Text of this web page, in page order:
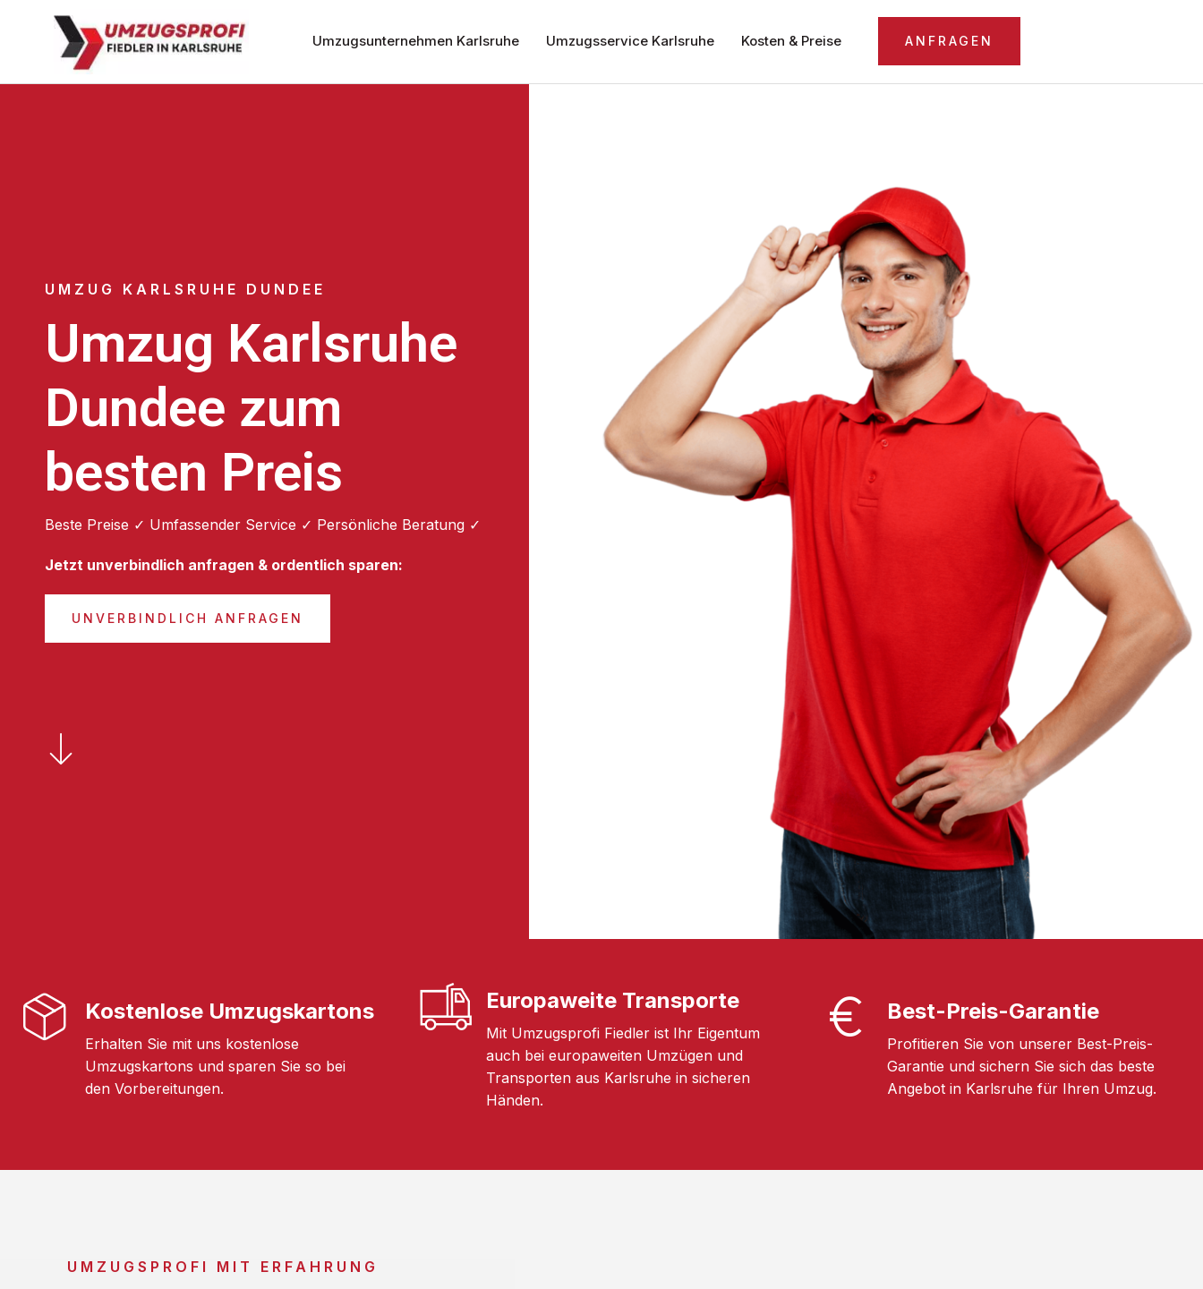
Umzugsunternehmen Karlsruhe Umzugsservice Karlsruhe Kosten & Preise ANFRAGEN
UMZUG KARLSRUHE DUNDEE
Umzug Karlsruhe
Dundee zum
besten Preis
Beste Preise ✓ Umfassender Service ✓ Persönliche Beratung ✓
Jetzt unverbindlich anfragen & ordentlich sparen:
UNVERBINDLICH ANFRAGEN
Kostenlose Umzugskartons
Erhalten Sie mit uns kostenlose
Umzugskartons und sparen Sie so bei
den Vorbereitungen.
Europaweite Transporte
Mit Umzugsprofi Fiedler ist Ihr Eigentum
auch bei europaweiten Umzügen und
Transporten aus Karlsruhe in sicheren
Händen.
Best-Preis-Garantie
Profitieren Sie von unserer Best-Preis-
Garantie und sichern Sie sich das beste
Angebot in Karlsruhe für Ihren Umzug.
UMZUGSPROFI MIT ERFAHRUNG